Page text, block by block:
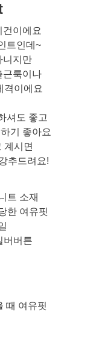
건이에요
트인데~
니지만
근룩이나
격이에요
셔도 좋고
기 좋아요
계시면
추드려요!
트 소재
한 여유핏
버버튼
때 여유핏